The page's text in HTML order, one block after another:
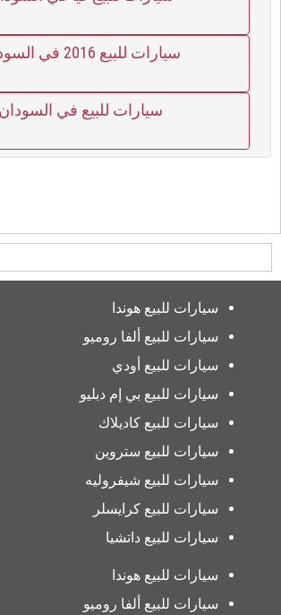
سيارات للبيع 2016 في السودان
سيارات للبيع في السودان
سيارات للبيع هوندا
سيارات للبيع ألفا روميو
سيارات للبيع أودي
سيارات للبيع بي إم دبليو
سيارات للبيع كاديلاك
سيارات للبيع ستروين
سيارات للبيع شيفروليه
سيارات للبيع كرايسلر
سيارات للبيع داتشيا
سيارات للبيع هوندا
سيارات للبيع ألفا روميو